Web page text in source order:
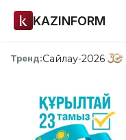
KAZINFORM
Тренд:Сайлау-2026